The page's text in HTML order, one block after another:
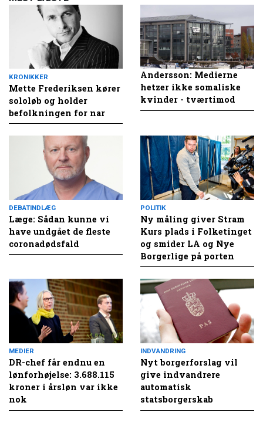
KRONIKKER
Mette Frederiksen kører
sololøb og holder
befolkningen for nar
Andersson: Medierne
hetzer ikke somaliske
kvinder - tværtimod
DEBATINDLÆG
Læge: Sådan kunne vi
have undgået de fleste
coronadødsfald
POLITIK
Ny måling giver Stram
Kurs plads i Folketinget
og smider LA og Nye
Borgerlige på porten
MEDIER
DR-chef får endnu en
lønforhøjelse: 3.688.115
kroner i årsløn var ikke
nok
INDVANDRING
Nyt borgerforslag vil
give indvandrere
automatisk
statsborgerskab